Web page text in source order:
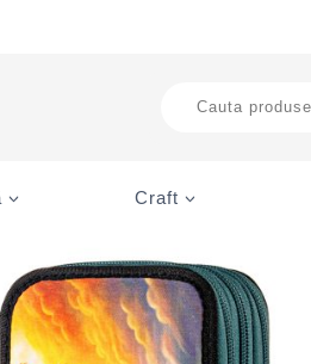
search
Craft